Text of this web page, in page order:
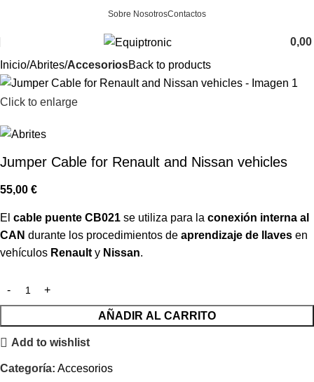
Sobre NosotrosContactos
0,00
Inicio Abrites AccesoriosBack to products
Click to enlarge
Jumper Cable for Renault and Nissan vehicles
55,00 €
El cable puente CB021 se utiliza para la conexión interna al
CAN durante los procedimientos de aprendizaje de llaves en
vehículos Renault y Nissan.
AÑADIR AL CARRITO
Add to wishlist
Categoría: Accesorios